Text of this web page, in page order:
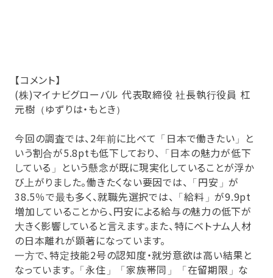
【コメント】
(株)マイナビグローバル 代表取締役 社長執行役員 杠
元樹（ゆずりは・もとき）
今回の調査では、2年前に比べて「日本で働きたい」と
いう割合が5.8ptも低下しており、「日本の魅力が低下
している」という懸念が既に現実化していることが浮か
び上がりました。働きたくない要因では、「円安」が
38.5％で最も多く、就職先選択では、「給料」が9.9pt
増加していることから、円安による給与の魅力の低下が
大きく影響していると言えます。また、特にベトナム人材
の日本離れが顕著になっています。
一方で、特定技能2号の認知度・就労意欲は高い結果と
なっています。「永住」「家族帯同」「在留期限」な